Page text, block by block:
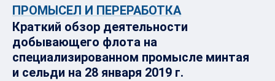
ПРОМЫСЕЛ И ПЕРЕРАБОТКА
Краткий обзор деятельности
добывающего флота на
специализированном промысле минтая
и сельди на 28 января 2019 г.